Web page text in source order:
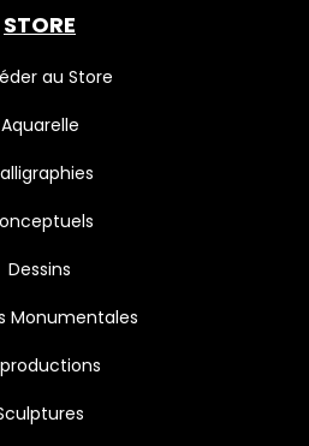
STORE
au Store
Aquarelle
Dessins
Monumentales